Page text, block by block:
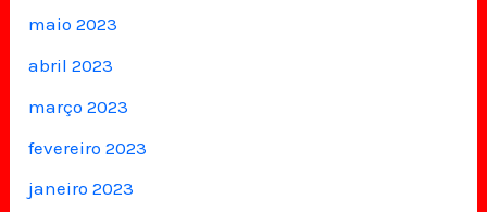
maio 2023
abril 2023
março 2023
fevereiro 2023
janeiro 2023